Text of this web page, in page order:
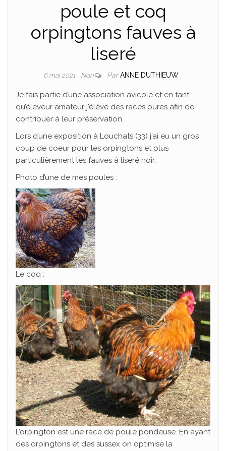
poule et coq
orpingtons fauves à
liseré
6 mai 2021 Non ParANNE DUTHIEUW
Je fais partie d’une association avicole et en tant
qu’éleveur amateur j’élève des races pures afin de
contribuer à leur préservation.
Lors d’une exposition à Louchats (33) j’ai eu un gros
coup de coeur pour les orpingtons et plus
particulièrement les fauves à liseré noir.
Photo d’une de mes poules :
Le coq :
L’orpington est une race de poule pondeuse. En ayant
des orpingtons et des sussex on optimise la